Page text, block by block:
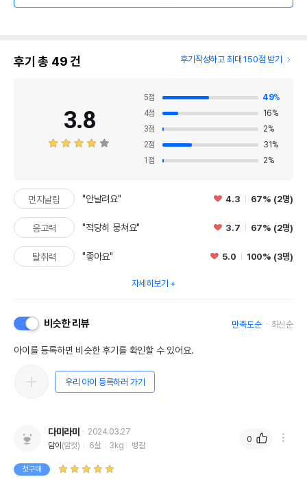
후기 총 49건 후기작성하고 최대 150점 받기
3.8
5점 49%
4점 16%
3점 2%
2점 31 %
1 점 2%
먼지날림 "안날려요" 4.3 67% (2명)
응고력 "적당히 뭉쳐요" 3.7 67% (2명)
탈취력 "좋아요" 5.0 100% (3명)
자세히보기
비슷한 리뷰 만족도순 최신순
아이를 등록하면 비슷한 후기를 확인할 수 있어요.
우리 아이 등록하러 가기
다미라미
2024.03.27
담이 (암컷) 6살 3kg 뱅갈
첫구매
0